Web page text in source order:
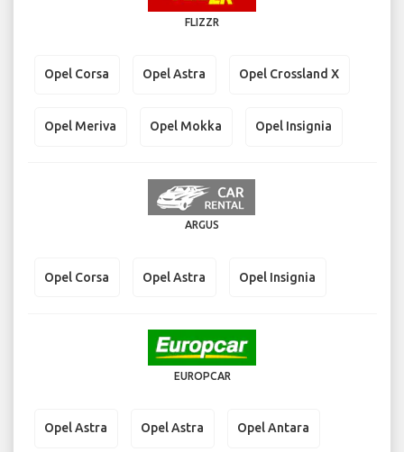
FLIZZR
Opel Corsa Opel Astra Opel Crossland X
Opel Meriva Opel Mokka Opel Insignia
ARGUS
Opel Corsa Opel Astra Opel Insignia
EUROPCAR
Opel Astra Opel Astra Opel Antara